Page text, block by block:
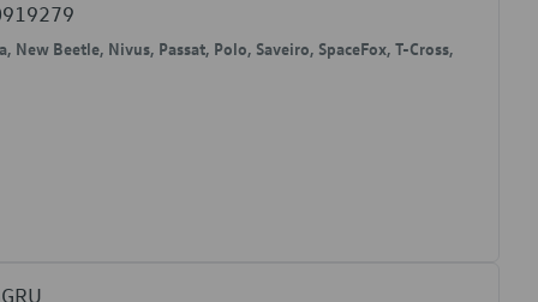
New Beetle, Nivus, Passat, Polo, Saveiro, SpaceFox, T-Cross,